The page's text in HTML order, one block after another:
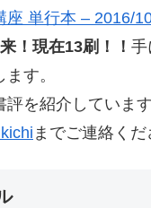
座 単行本 – 2016/
！現在13刷！！ 手
す。
評を紹介していま
までご連絡くだ